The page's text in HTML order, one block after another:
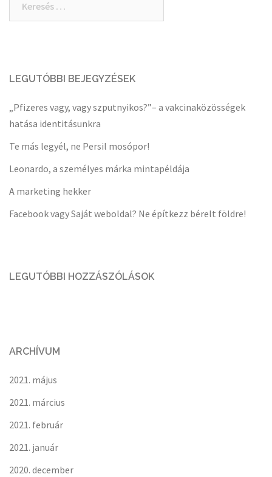
LEGUTÓBBI BEJEGYZÉSEK
„Pfizeres vagy, vagy szputnyikos?”– a vakcinaközösségek
hatása identitásunkra
Te más legyél, ne Persil mosópor!
Leonardo, a személyes márka mintapéldája
A marketing hekker
Facebook vagy Saját weboldal? Ne építkezz bérelt földre!
LEGUTÓBBI HOZZÁSZÓLÁSOK
ARCHÍVUM
2021. május
2021. március
2021. február
2021. január
2020. december